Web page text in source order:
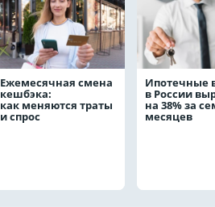
Ежемесячная смена
кешбэка:
как меняются траты
и спрос
Ипотечные
в России
на 38% за
месяцев